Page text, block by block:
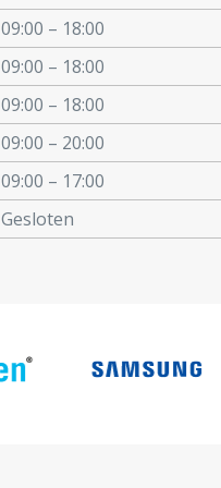
09:00 – 18:00
09:00 – 18:00
09:00 – 18:00
09:00 – 20:00
09:00 – 17:00
Gesloten